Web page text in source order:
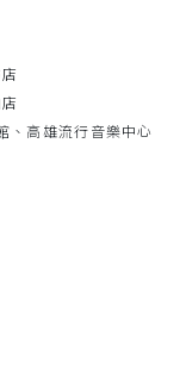
、高雄流行音樂中心